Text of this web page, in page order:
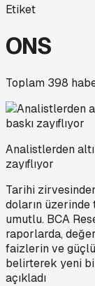
Etiket
ONS
Toplam 398
Analistlerden
zayıflıyor
Tarihi
doların
umutlu. BCA
raporlarda,
faizlerin ve güçlü
belirterek yeni
açıkladı